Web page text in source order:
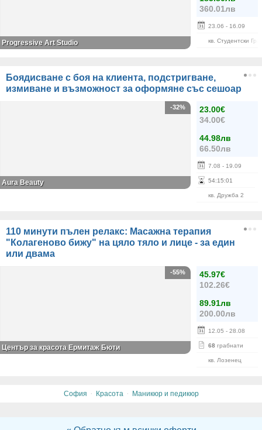
360.01лв
23.06 - 16.09
кв. Студентски
Progressive Art Studio
Боядисване с боя на клиента, подстригване,
измиване и възможност за оформяне със сешоар
23.00€
34.00€
44.98лв
66.50лв
7.08 - 19.09
54:15:01
кв. Дружба 2
-32%
Aura Beauty
110 минути пълен релакс: Масажна терапия
"Колагеново бижу" на цяло тяло и лице - за един
или двама
45.97€
102.26€
89.91лв
200.00лв
12.05 - 28.08
68 грабнати
кв. Лозенец
-55%
Център за красота Ермитаж Бюти
София · Красота · Маникюр и педикюр